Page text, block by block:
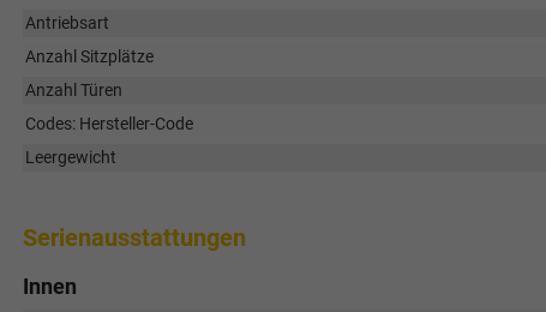
Antriebsart
Anzahl Sitzplätze
Anzahl Türen
Codes: Hersteller-Code
Leergewicht
Serienausstattungen
Innen